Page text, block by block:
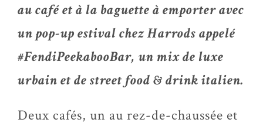
au café et à la baguette à emporter avec
un pop-up estival chez Harrods appelé
#FendiPeekabooBar, un mix de luxe
urbain et de street food & drink italien.
Deux cafés, un au rez-de-chaussée et